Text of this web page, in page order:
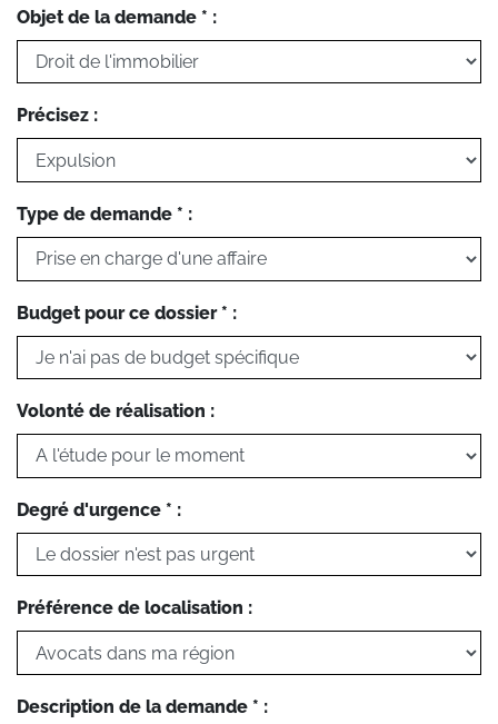
Objet de la demande * :
Précisez :
Type de demande * :
Budget pour ce dossier * :
Volonté de réalisation :
Degré d'urgence * :
Préférence de localisation :
Description de la demande * :